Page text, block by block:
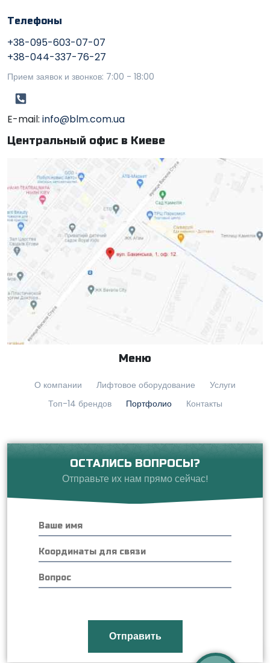
Телефоны
+38-095-603-07-07
+38-044-337-76-27
Прием заявок и звонков: 7:00 - 18:00
E-mail: info@blm.com.ua
Центральный офис в Киеве
Меню
О компании Лифтовое оборудование
Услуги
Топ-14 брендов
Портфолио Контакты
ОСТАЛИСЬ ВОПРОСЫ?
Отправьте их нам прямо сейчас!